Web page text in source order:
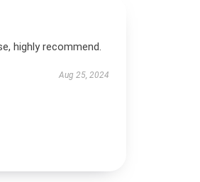
highly recommend.
Aug 25, 2024